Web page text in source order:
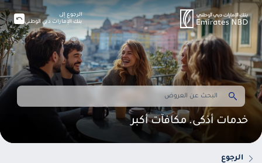
خدمات أذكى. مكافآت أكبر
الرجوع إلى
بنك الإمارات دبي الوطني
الرجوع